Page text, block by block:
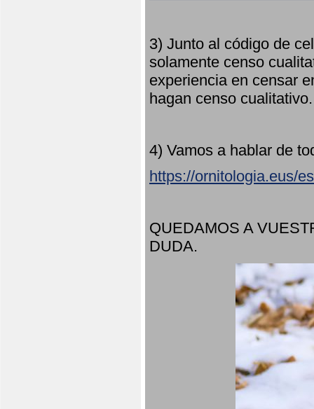
3) Junto al código de
solamente censo
experiencia en censar
hagan censo
4) Vamos a hablar de
https://ornitologia.eus/
QUEDAMOS A
DUDA.